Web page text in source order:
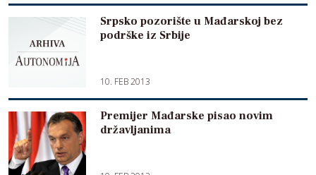
Srpsko pozorište u Mađarskoj bez
podrške iz Srbije
10. FEB 2013
Premijer Mađarske pisao novim
državljanima